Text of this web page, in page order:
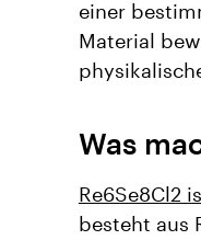
einer
Material
Was
Re6Se8Cl2
besteht aus